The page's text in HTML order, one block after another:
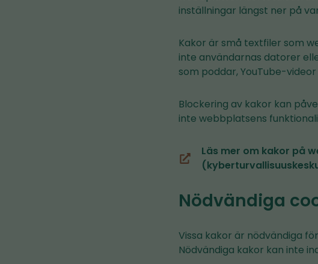
inställningar längst ner på
Kakor är små textfiler som
inte användarnas datorer
som poddar, YouTube-
Blockering av kakor kan
inte webbplatsens
Läs mer om kakor på
(du
omdirigerad
till
annan
tjänst)
Nödvändiga
Vissa kakor är nödvändiga
Nödvändiga kakor kan inte